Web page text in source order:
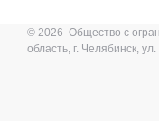
© 2026 Общество с
область, г. Челябинск,